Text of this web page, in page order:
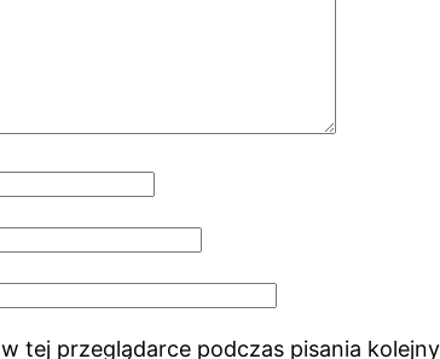
tej przeglądarce podczas pisania